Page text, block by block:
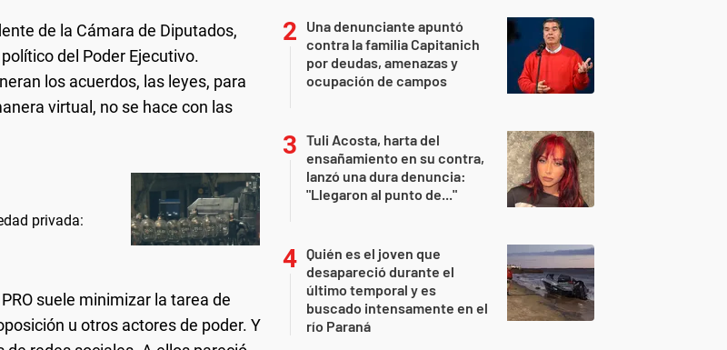
de la Cámara de Diputados,
del Poder Ejecutivo.
los acuerdos, las leyes, para
virtual, no se hace con las
privada:
suele minimizar la tarea de
u otros actores de poder. Y
Una denunciante apuntó
contra la familia Capitanich
por deudas, amenazas y
ocupación de campos
Tuli Acosta, harta del
ensañamiento en su contra,
lanzó una dura denuncia:
"Llegaron al punto de..."
Quién es el joven que
desapareció durante el
último temporal y es
buscado intensamente en el
río Paraná